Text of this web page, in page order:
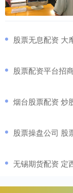
股票无息配资 大
股票配资平台招
烟台股票配资 炒
股票操盘公司 股
无锡期货配资 定